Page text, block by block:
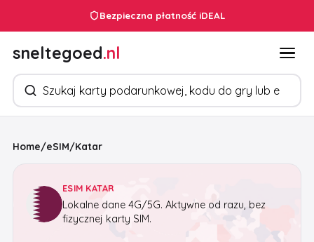
Bezpieczna płatność iDEAL
sneltegoed.nl
Szukaj produktów
Home/eSIM/Katar
ESIM KATAR
Lokalne dane 4G/5G. Aktywne od razu, bez
fizycznej karty SIM.